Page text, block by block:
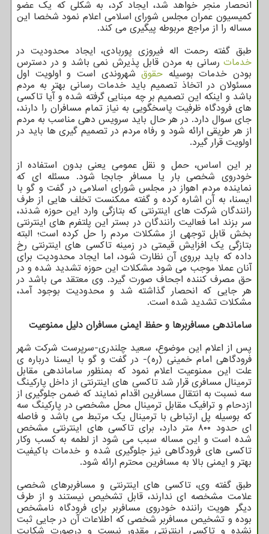
انحصار منجر خواهد شد، ایجاد کرد، به شکلی که یک عضو
کمیسیون عمران مجلس شورای اسلامی اعلام نمود شخصا این
مساله را از مراجع مربوطه پیگیری می کند.
طبق گفته رحمت اله فیروزی پوربادی، ایجاد محدودیت در
خدمات رسانی به مردن قابل پذیرش نمی باشد و در دسترس
بودن خدمات بوسیله حقوقشهروندی است و اولویت اول
مسئولان در اتخاذ تصمیم باید خدمات رسانی بهتر به مردم
باشد و اینکه این تصمیم بر چه مبنایی گرفته شده و آیا تاکسی
های فرودگاه ظرفیت پاسخگویی به نیاز تمام مسافران را دارند،
جای سوال دارد. در هر حال باید سرویس دهی مناسب به مردم
از هر طریقی ارائه شود و رفاه مردم در تصمیم گیری ها باید در
اولویت قرار گیرد.
بر این اساس، حمل و نقل عمومی یعنی بدون استفاده از
خودروی شخصی بار یا مسافر جابجا شود. مسئله ای که
نماینده مردم اهواز در مجلس شورای اسلامی در گفت و گو با
ایسنا، به آن اشاره کرده و گفته ممکنست تخلف هایی از طرف
رانندگان شرکت های اینترنتی که بتازگی وارد این حوزه شدند،
سر بزند اما فعالیت رانندگان در بستر این پلتفرم های اینترنتی
بخش قابل توجهی از مشکلات مردم را حل کرده است؛ البته
بتازگی یک افزایش قیمتی در زمینه تاکسی های اینترنتی رخ
داده که باید برروی آن نظارت شود، اما ایجاد محدودیت برای
آنان عملا موجب می شود مشکلات این حوزه تشدید شده و در
حق مصرف کننده اجحاف صورت گیرد. وی معتقد می باشد در
هر جایی که انحصار گذاشته شد و محدودیت بوجود آمد،
مشکلات تشدید شده است.
ساماندهی مسافربرها و حفظ ایمنی مسافران دلیل ممنوعیت
پس از اعلام این موضوع، سعید چلندری-سرپرست شرکت شهر
فرودگاهی امام خمینی (ره)- در گفت و گو با ایسنا درباره ی
علت این ممنوعیت اعلام نمود که بمنظور ساماندهی مقابل
ترمینال مسافری قرار شد تاکسی های اینترنتی از داخل پارکینگ
سه نسبت به انتقال مسافرین اقدام نمایند که ضمن جلوگیری از
ازدحام و ترافیک مقابل ترمینال محل مشخصی در پارکینگ سه
که بوسیله پل ارتباطی با ترمینال یک مرتبط می باشد و فاصله
ای حدود ۸۰۰ متر دارد، برای تاکسی های اینترنتی مشخص
شده است و این مساله سبب می شود از لطمه به کسب وکار
تاکسی های فرودگاهی نیز جلوگیری شده و خدمات باکیفیت
بهتر و ایمنی بالا به مسافرین محترم ارائه شود.
طبق گفته وی، تاکسی های اینترنتی و مسافربرهای شخصی
علامت مشخصه ای ندارند، قابل تشخیص نیستند و از طرف
دیگر هویت راننده خودروی مسافربر برای فرودگاه نامشخص
بوده و تشخیص مسافربر شخصی که اطلاعات آن در جایی ثبت